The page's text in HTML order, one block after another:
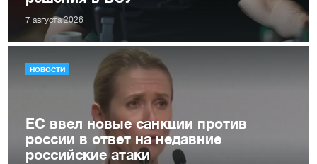
7 августа 2026
НОВОСТИ
ЕС ввел новые санкции против
россии в ответ на недавние
российские атаки